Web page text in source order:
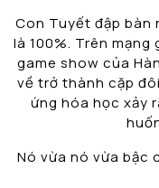
Con Tuyết đập bàn
là 100%. Trên
game show của
về trở thành cặp
ứng hóa học xảy
Nó vừa nó vừa bậc